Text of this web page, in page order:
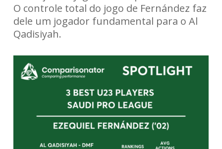
O controle total do jogo de Fernández faz
dele um jogador fundamental para o Al
Qadisiyah.